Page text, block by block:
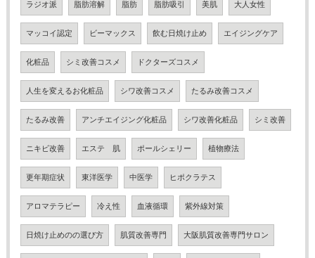
ラジオ派 脂肪溶解 脂肪 脂肪吸引 美肌 大人女性
マッコイ認定 ビーマックス 飲む日焼け止め エイジングケア
化粧品 シミ改善コスメ ドクターズコスメ
人生を変えるお化粧品 シワ改善コスメ たるみ改善コスメ
たるみ改善 アンチエイジング化粧品 シワ改善化粧品 シミ改善
ニキビ改善 エステ 肌 ポールシェリー 植物療法
更年期症状 東洋医学 中医学 ヒポクラテス
アロマテラピー 冷え性 血液循環 紫外線対策
日焼け止めのの選び方 肌質改善専門 大阪肌質改善専門サロン